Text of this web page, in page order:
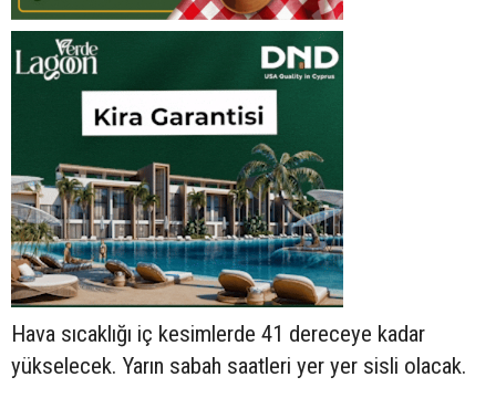
Hava sıcaklığı iç kesimlerde 41 dereceye kadar
yükselecek. Yarın sabah saatleri yer yer sisli olacak.